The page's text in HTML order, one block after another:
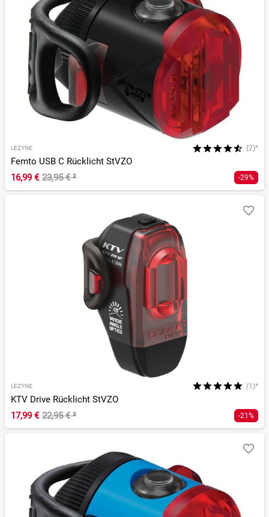
LEZYNE (2)*
Femto USB C Rücklicht StVZO
16,99 € 23,95 €² -29%
LEZYNE (1)*
KTV Drive Rücklicht StVZO
17,99 € 22,95 €² -21%